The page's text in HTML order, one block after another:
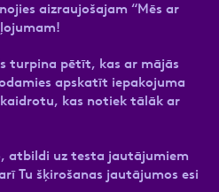
aizraujošajam “Mēs ar
turpina pētīt, kas ar mājās
apskatīt iepakojuma
kas notiek tālāk ar
atbildi uz testa jautājumiem
Tu šķirošanas jautājumos esi